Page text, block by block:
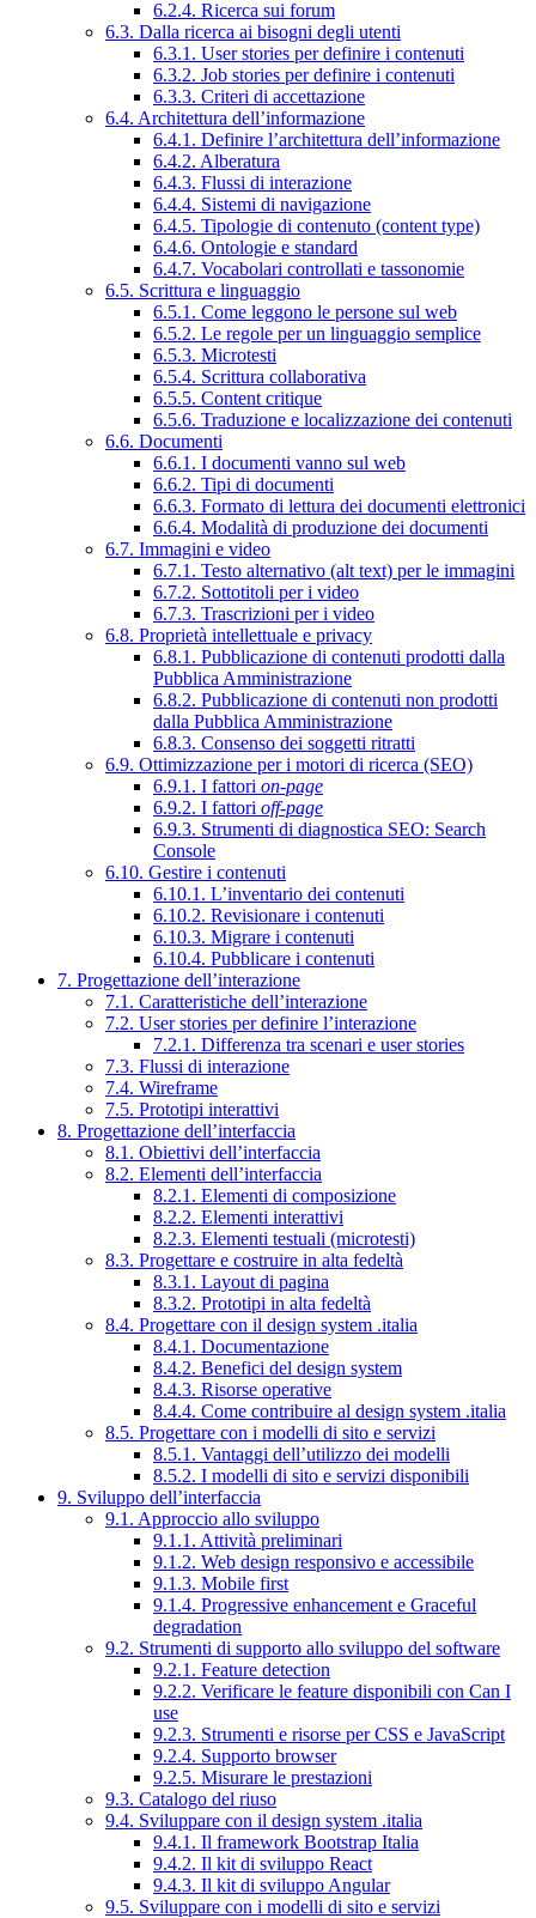
6.2.4. Ricerca sui forum
6.3. Dalla ricerca ai bisogni degli utenti
6.3.1. User stories per definire i contenuti
6.3.2. Job stories per definire i contenuti
6.3.3. Criteri di accettazione
6.4. Architettura dell’informazione
6.4.1. Definire l’architettura dell’informazione
6.4.2. Alberatura
6.4.3. Flussi di interazione
6.4.4. Sistemi di navigazione
6.4.5. Tipologie di contenuto (content type)
6.4.6. Ontologie e standard
6.4.7. Vocabolari controllati e tassonomie
6.5. Scrittura e linguaggio
6.5.1. Come leggono le persone sul web
6.5.2. Le regole per un linguaggio semplice
6.5.3. Microtesti
6.5.4. Scrittura collaborativa
6.5.5. Content critique
6.5.6. Traduzione e localizzazione dei contenuti
6.6. Documenti
6.6.1. I documenti vanno sul web
6.6.2. Tipi di documenti
6.6.3. Formato di lettura dei documenti elettronici
6.6.4. Modalità di produzione dei documenti
6.7. Immagini e video
6.7.1. Testo alternativo (alt text) per le immagini
6.7.2. Sottotitoli per i video
6.7.3. Trascrizioni per i video
6.8. Proprietà intellettuale e privacy
6.8.1. Pubblicazione di contenuti prodotti dalla
Pubblica Amministrazione
6.8.2. Pubblicazione di contenuti non prodotti
dalla Pubblica Amministrazione
6.8.3. Consenso dei soggetti ritratti
6.9. Ottimizzazione per i motori di ricerca (SEO)
6.9.1. I fattori on-page
6.9.2. I fattori off-page
6.9.3. Strumenti di diagnostica SEO: Search
Console
6.10. Gestire i contenuti
6.10.1. L’inventario dei contenuti
6.10.2. Revisionare i contenuti
6.10.3. Migrare i contenuti
6.10.4. Pubblicare i contenuti
7. Progettazione dell’interazione
7.1. Caratteristiche dell’interazione
7.2. User stories per definire l’interazione
7.2.1. Differenza tra scenari e user stories
7.3. Flussi di interazione
7.4. Wireframe
7.5. Prototipi interattivi
8. Progettazione dell’interfaccia
8.1. Obiettivi dell’interfaccia
8.2. Elementi dell’interfaccia
8.2.1. Elementi di composizione
8.2.2. Elementi interattivi
8.2.3. Elementi testuali (microtesti)
8.3. Progettare e costruire in alta fedeltà
8.3.1. Layout di pagina
8.3.2. Prototipi in alta fedeltà
8.4. Progettare con il design system .italia
8.4.1. Documentazione
8.4.2. Benefici del design system
8.4.3. Risorse operative
8.4.4. Come contribuire al design system .italia
8.5. Progettare con i modelli di sito e servizi
8.5.1. Vantaggi dell’utilizzo dei modelli
8.5.2. I modelli di sito e servizi disponibili
9. Sviluppo dell’interfaccia
9.1. Approccio allo sviluppo
9.1.1. Attività preliminari
9.1.2. Web design responsivo e accessibile
9.1.3. Mobile first
9.1.4. Progressive enhancement e Graceful
degradation
9.2. Strumenti di supporto allo sviluppo del software
9.2.1. Feature detection
9.2.2. Verificare le feature disponibili con Can I
use
9.2.3. Strumenti e risorse per CSS e JavaScript
9.2.4. Supporto browser
9.2.5. Misurare le prestazioni
9.3. Catalogo del riuso
9.4. Sviluppare con il design system .italia
9.4.1. Il framework Bootstrap Italia
9.4.2. Il kit di sviluppo React
9.4.3. Il kit di sviluppo Angular
9.5. Sviluppare con i modelli di sito e servizi